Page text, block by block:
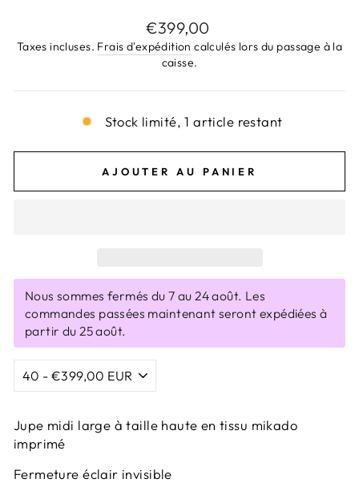
Prix
régulier
€399,00
Taxes incluses. Frais d'expédition calculés lors du passage à la
caisse.
Stock limité, 1 article restant
AJOUTER AU PANIER
Nous sommes fermés du 7 au 24 août. Les
commandes passées maintenant seront expédiées à
partir du 25 août.
Jupe midi large à taille haute en tissu mikado
imprimé
Fermeture éclair invisible